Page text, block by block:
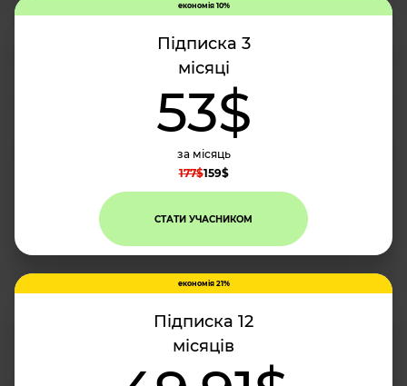
економія 10%
Підписка 3
місяці
53$
за місяць
177$159$
СТАТИ УЧАСНИКОМ
економія 21%
Підписка 12
місяців